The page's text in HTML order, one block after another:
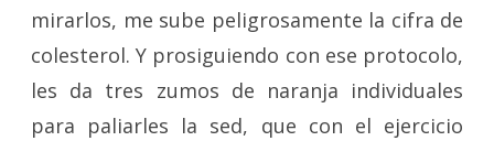
mirarlos, me sube peligrosamente la cifra de
colesterol. Y prosiguiendo con ese protocolo,
les da tres zumos de naranja individuales
para paliarles la sed, que con el ejercicio